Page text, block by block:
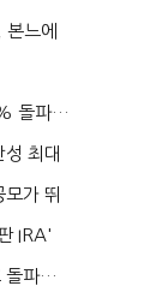
느에
돌파…
최대
가 뛰
IRA'
돌파…